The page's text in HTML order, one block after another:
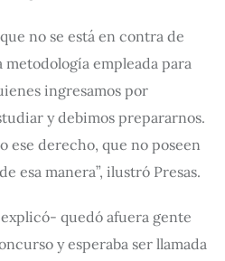
no se está en contra de
metodología empleada para
ingresamos por
y debimos prepararnos.
ese derecho, que no poseen
esa manera”, ilustró Presas.
quedó afuera gente
y esperaba ser llamada